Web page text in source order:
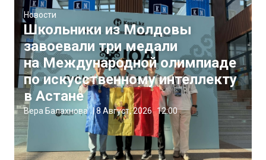
Новости
Школьники из Молдовы
завоевали три медали
на Международной олимпиаде
по искусственному интеллекту
в Астане
Вера Балахнова |8 Август, 2026 12:00